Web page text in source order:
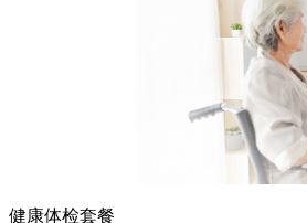
健康体检套餐